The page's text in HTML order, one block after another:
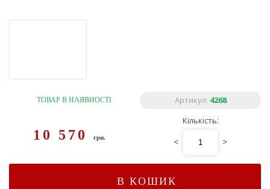
ТОВАР В НАЯВНОСТІ Артикул: 4268
10 570грн.
Кількість:
< >
В КОШИК